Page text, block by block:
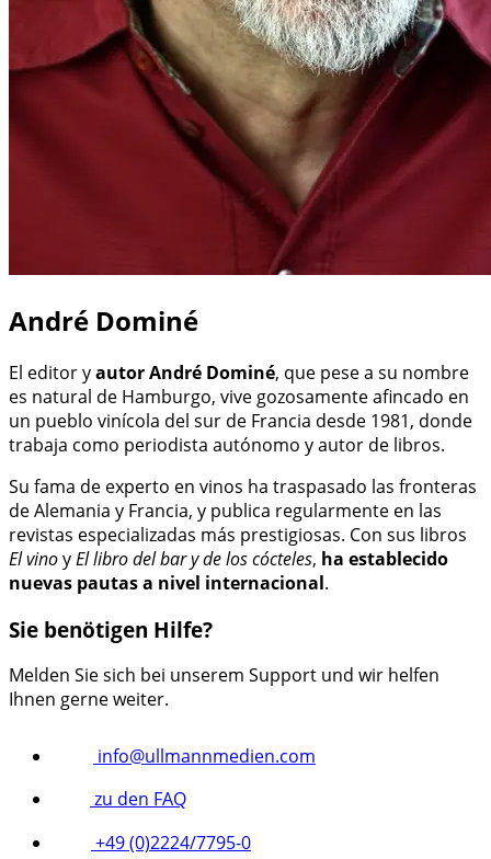
André Dominé
El editor yautorAndré Dominé, que pese a su nombre
es natural de Hamburgo, vive gozosamente afincado en
un pueblo vinícola del sur de Francia desde 1981, donde
trabaja como periodista autónomo y autor de libros.
Su fama de experto en vinos ha traspasado las fronteras
de Alemania y Francia, y publica regularmente en las
revistas especializadas más prestigiosas. Con sus libros
El vinoyEl libro del bar y de los cócteles, ha establecido
nuevas pautas a nivel internacional.
Sie benötigen Hilfe?
Melden Sie sich bei unserem Support und wir helfen
Ihnen gerne weiter.
info@ullmannmedien.com
zu den FAQ
+49 (0)2224/7795-0